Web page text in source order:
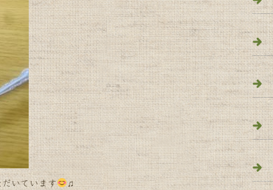
いています
♫